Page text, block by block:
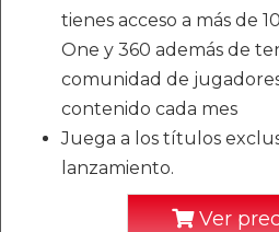
tienes acceso a más de
One y 360 además de
comunidad de
contenido cada mes
Juega a los títulos
lanzamiento.
Ver